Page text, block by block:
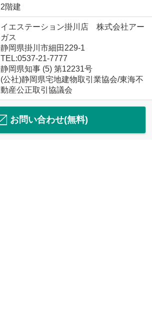
2階建
イエステーション掛川店 株式会社アー
ガス
静岡県掛川市細田229-1
TEL:0537-21-7777
静岡県知事 (5) 第12231号
(公社)静岡県宅地建物取引業協会/東海不
動産公正取引協議会
お問い合わせ(無料)